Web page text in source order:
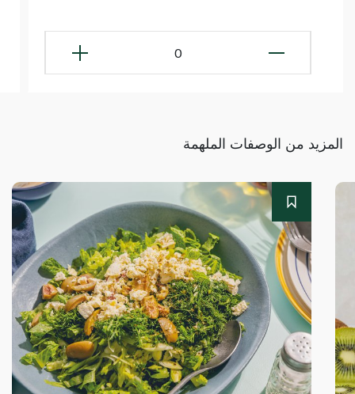
0
المزيد من الوصفات الملهمة